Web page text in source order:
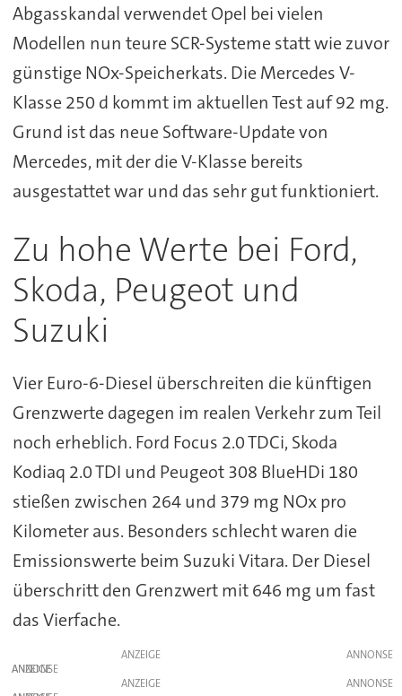
Abgasskandal verwendet Opel bei vielen
Modellen nun teure SCR-Systeme statt wie zuvor
günstige NOx-Speicherkats. Die Mercedes V-
Klasse 250 d kommt im aktuellen Test auf 92 mg.
Grund ist das neue Software-Update von
Mercedes, mit der die V-Klasse bereits
ausgestattet war und das sehr gut funktioniert.
Zu hohe Werte bei Ford,
Skoda, Peugeot und
Suzuki
Vier Euro-6-Diesel überschreiten die künftigen
Grenzwerte dagegen im realen Verkehr zum Teil
noch erheblich. Ford Focus 2.0 TDCi, Skoda
Kodiaq 2.0 TDI und Peugeot 308 BlueHDi 180
stießen zwischen 264 und 379 mg NOx pro
Kilometer aus. Besonders schlecht waren die
Emissionswerte beim Suzuki Vitara. Der Diesel
überschritt den Grenzwert mit 646 mg um fast
das Vierfache.
ANZEIGE
ANZEIGE
ANZEIGE